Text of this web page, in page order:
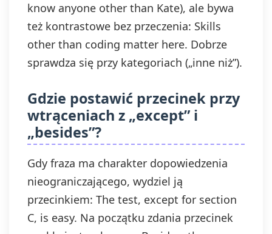
know anyone other than Kate), ale bywa
też kontrastowe bez przeczenia: Skills
other than coding matter here. Dobrze
sprawdza się przy kategoriach („inne niż”).
Gdzie postawić przecinek przy
wtrąceniach z „except” i
„besides”?
Gdy fraza ma charakter dopowiedzenia
nieograniczającego, wydziel ją
przecinkiem: The test, except for section
C, is easy. Na początku zdania przecinek